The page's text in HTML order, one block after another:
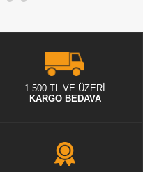
1.500 TL VE ÜZERİ
KARGO BEDAVA